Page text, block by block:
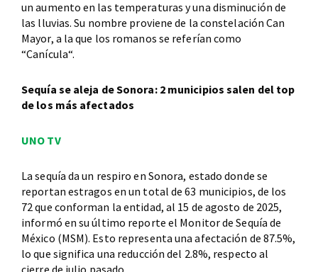
un aumento en las temperaturas y una disminución de
las lluvias. Su nombre proviene de la constelación Can
Mayor, a la que los romanos se referían como
“Canícula“.
Sequía se aleja de Sonora: 2 municipios salen del top
de los más afectados
UNO TV
La sequía da un respiro en Sonora, estado donde se
reportan estragos en un total de 63 municipios, de los
72 que conforman la entidad, al 15 de agosto de 2025,
informó en su último reporte el Monitor de Sequía de
México (MSM). Esto representa una afectación de 87.5%,
lo que significa una reducción del 2.8%, respecto al